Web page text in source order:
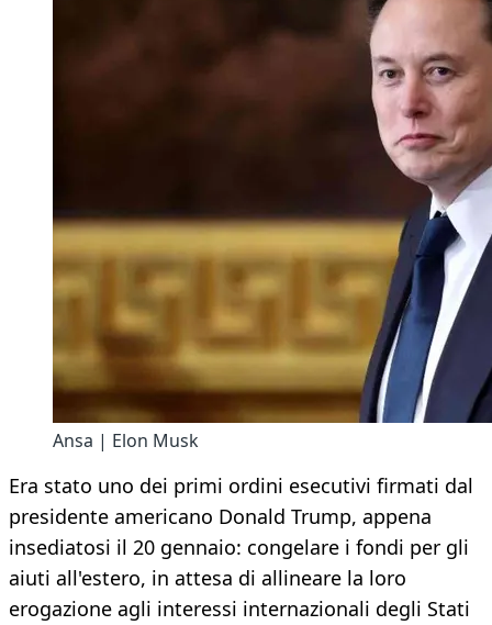
Ansa | Elon Musk
Era stato uno dei primi ordini esecutivi firmati dal
presidente americano Donald Trump, appena
insediatosi il 20 gennaio: congelare i fondi per gli
aiuti all'estero, in attesa di allineare la loro
erogazione agli interessi internazionali degli Stati